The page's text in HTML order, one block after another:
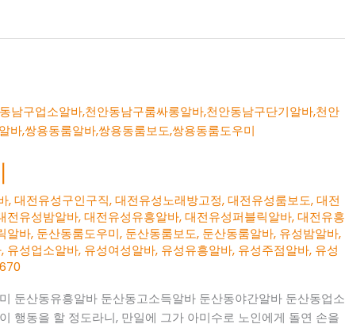
,대전유성구인구직,대전유성노래방고정,대전유성룸보도,대전
전유성밤알바,대전유성유흥알바,대전유성퍼블릭알바,대전유흥
알바, 둔산동룸도우미, 둔산동룸보도, 둔산동룸알바, 유성밤알바,
, 유성업소알바, 유성여성알바, 유성유흥알바, 유성주점알바, 유성
둔산동유흥알바 둔산동고소득알바 둔산동야간알바 둔산동업소
행동을 할 정도라니, 만일에 그가 아미수로 노인에게 돌연 손을